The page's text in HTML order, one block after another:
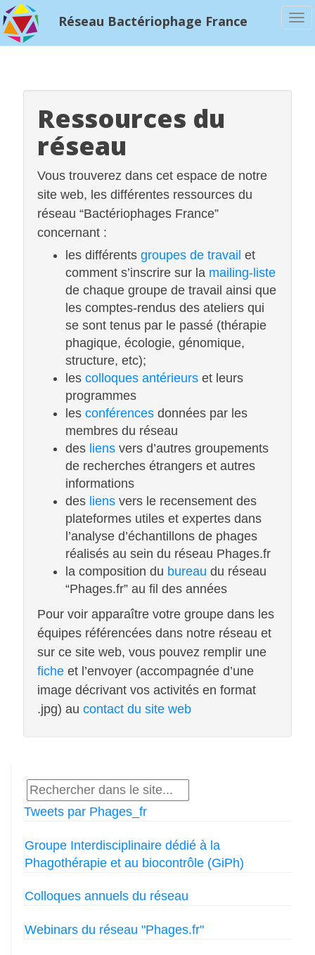
Réseau Bactériophage France
Ressources du
réseau
Vous trouverez dans cet espace de notre
site web, les différentes ressources du
réseau “Bactériophages France”
concernant :
les différents groupes de travail et
comment s’inscrire sur la mailing-liste
de chaque groupe de travail ainsi que
les comptes-rendus des ateliers qui
se sont tenus par le passé (thérapie
phagique, écologie, génomique,
structure, etc);
les colloques antérieurs et leurs
programmes
les conférences données par les
membres du réseau
des liens vers d’autres groupements
de recherches étrangers et autres
informations
des liens vers le recensement des
plateformes utiles et expertes dans
l’analyse d’échantillons de phages
réalisés au sein du réseau Phages.fr
la composition du bureau du réseau
“Phages.fr” au fil des années
Pour voir apparaître votre groupe dans les
équipes référencées dans notre réseau et
sur ce site web, vous pouvez remplir une
fiche et l’envoyer (accompagnée d’une
image décrivant vos activités en format
.jpg) au contact du site web
Tweets par Phages_fr
Groupe Interdisciplinaire dédié à la
Phagothérapie et au biocontrôle (GiPh)
Colloques annuels du réseau
Webinars du réseau "Phages.fr"